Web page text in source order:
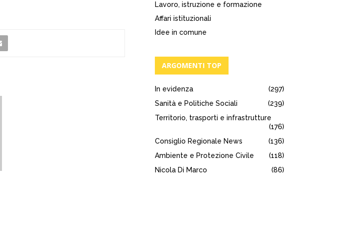
Lavoro, istruzione e formazione
Affari istituzionali
Idee in comune
ARGOMENTI TOP
In evidenza
(297)
Sanità e Politiche Sociali
(239)
Territorio, trasporti e infrastrutture
(176)
Consiglio Regionale News
(136)
Ambiente e Protezione Civile
(118)
Nicola Di Marco
(86)